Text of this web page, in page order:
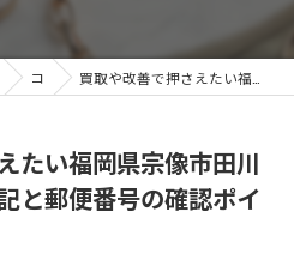
コラム 買取や改善で押さえたい福岡県宗像市田川郡添田町の住所表記と郵便番号の確認ポイント
たい福岡県宗像市田川
と郵便番号の確認ポイ